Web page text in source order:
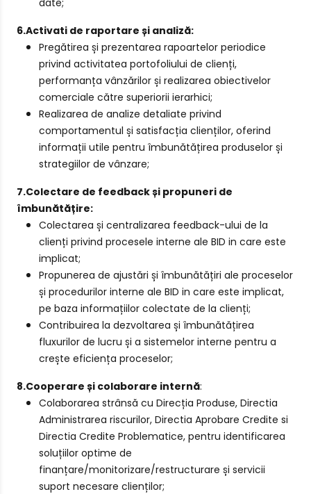
date;
6.Activati de raportare și analiză:
Pregătirea și prezentarea rapoartelor periodice
privind activitatea portofoliului de clienți,
performanța vânzărilor și realizarea obiectivelor
comerciale către superiorii ierarhici;
Realizarea de analize detaliate privind
comportamentul și satisfacția clienților, oferind
informații utile pentru îmbunătățirea produselor și
strategiilor de vânzare;
7.Colectare de feedback și propuneri de
îmbunătățire:
Colectarea și centralizarea feedback-ului de la
clienți privind procesele interne ale BID in care este
implicat;
Propunerea de ajustări și îmbunătățiri ale proceselor
și procedurilor interne ale BID in care este implicat,
pe baza informațiilor colectate de la clienți;
Contribuirea la dezvoltarea și îmbunătățirea
fluxurilor de lucru și a sistemelor interne pentru a
crește eficiența proceselor;
8.Cooperare și colaborare internă:
Colaborarea strânsă cu Direcția Produse, Directia
Administrarea riscurilor, Directia Aprobare Credite si
Directia Credite Problematice, pentru identificarea
soluțiilor optime de
finanțare/monitorizare/restructurare și servicii
suport necesare clienților;